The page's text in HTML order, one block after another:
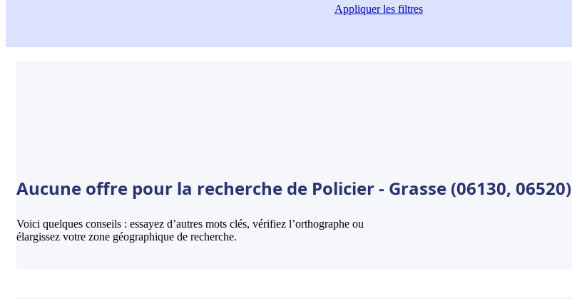
Appliquerles filtres
Aucune offre pour la recherche de Policier - Grasse (06130, 06520)
Voici quelques conseils : essayez d’autres mots clés, vérifiez l’orthographe ou
élargissez votre zone géographique de recherche.